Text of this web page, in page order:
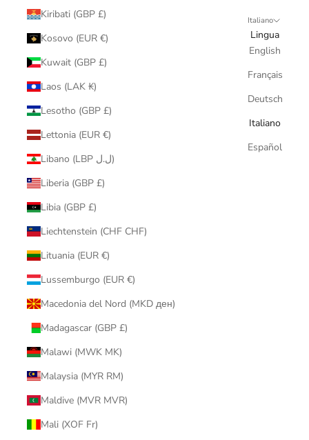
Kiribati (GBP £)
Kosovo (EUR €)
Kuwait (GBP £)
Laos (LAK ₭)
Lesotho (GBP £)
Lettonia (EUR €)
Libano (LBP ل.ل)
Liberia (GBP £)
Libia (GBP £)
Liechtenstein (CHF CHF)
Lituania (EUR €)
Lussemburgo (EUR €)
Macedonia del Nord (MKD ден)
Madagascar (GBP £)
Malawi (MWK MK)
Malaysia (MYR RM)
Maldive (MVR MVR)
Mali (XOF Fr)
Italiano
Lingua
English
Français
Deutsch
Italiano
Español